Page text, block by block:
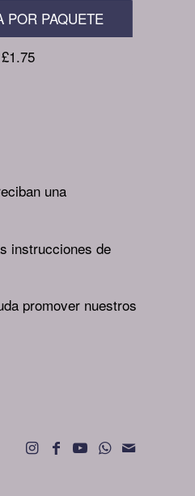
POR PAQUETE
£1.75
una
instrucciones de
promover nuestros